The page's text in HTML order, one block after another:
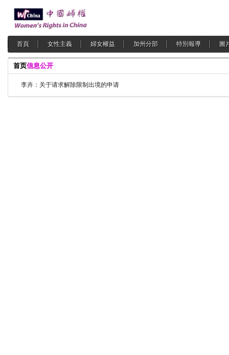
首頁 女性主義 婦女權益 加州分部 特別報導 圖
首页信息公开
李卉：关于请求解除限制出境的申请